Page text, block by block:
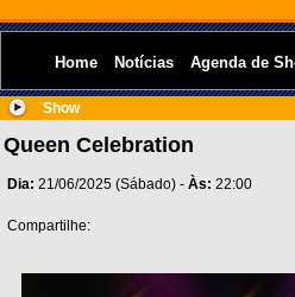
Home Notícias Agenda de
Show
Queen Celebration
Dia: 21/06/2025 (Sábado) -Às: 22:00
Compartilhe: